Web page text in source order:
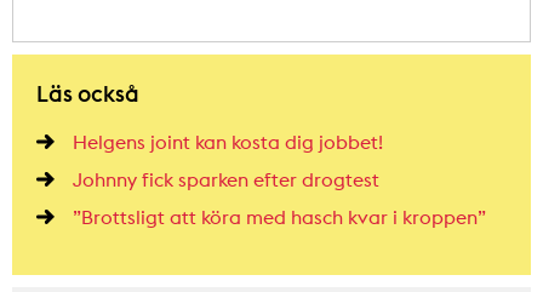
Läs också
Helgens joint kan kosta dig jobbet!
Johnny fick sparken efter drogtest
”Brottsligt att köra med hasch kvar i kroppen”